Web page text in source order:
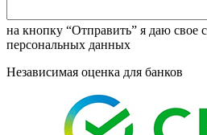
на кнопку “Отправить” я даю свое
персональных данных
Независимая оценка для банков